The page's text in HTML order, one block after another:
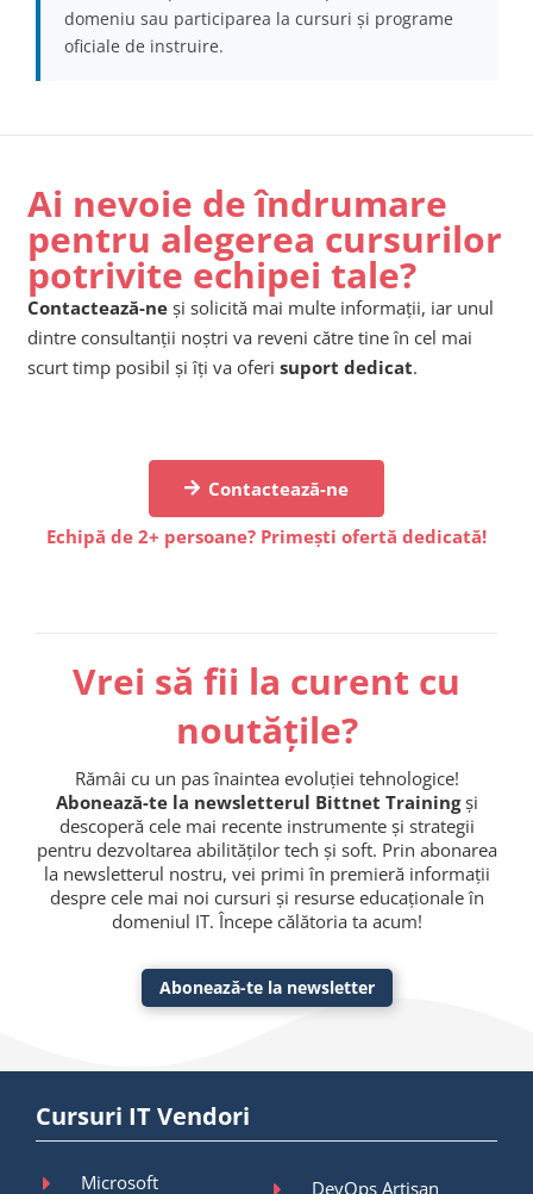
domeniu sau participarea la cursuri și programe
oficiale de instruire.
Ai nevoie de îndrumare
pentru alegerea cursurilor
potrivite echipei tale?
Contactează-ne și solicită mai multe informații, iar unul
dintre consultanții noștri va reveni către tine în cel mai
scurt timp posibil și îți va oferi suport dedicat.
Contactează-ne
Echipă de 2+ persoane? Primești ofertă dedicată!
Vrei să fii la curent cu
noutățile?
Rămâi cu un pas înaintea evoluției tehnologice!
Abonează-te la newsletterul Bittnet Trainingși
descoperă cele mai recente instrumente și strategii
pentru dezvoltarea abilităților tech și soft. Prin abonarea
la newsletterul nostru, vei primi în premieră informații
despre cele mai noi cursuri și resurse educaționale în
domeniul IT. Începe călătoria ta acum!
Abonează-te la newsletter
Cursuri IT Vendori
Microsoft
DevOps Artisan